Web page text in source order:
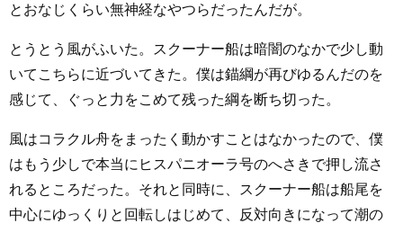
とおなじくらい無神経なやつらだったんだが。
とうとう風がふいた。スクーナー船は暗闇のなかで少し動
いてこちらに近づいてきた。僕は錨綱が再びゆるんだのを
感じて、ぐっと力をこめて残った綱を断ち切った。
風はコラクル舟をまったく動かすことはなかったので、僕
はもう少しで本当にヒスパニオーラ号のへさきで押し流さ
れるところだった。それと同時に、スクーナー船は船尾を
中心にゆっくりと回転しはじめて、反対向きになって潮の